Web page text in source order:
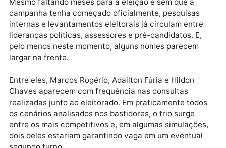
próximo governador do Estado?
Publicidade
Mesmo faltando meses para a eleição e sem que a
internas e levantamentos eleitorais já circulam entre
lideranças políticas, assessores e pré-candidatos. E,
pelo menos neste momento, alguns nomes parecem
largar na frente.
Entre eles, Marcos Rogério, Adailton Fúria e Hildon